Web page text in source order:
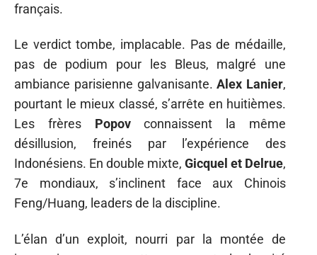
français.
Le verdict tombe, implacable. Pas de médaille,
pas de podium pour les Bleus, malgré une
ambiance parisienne galvanisante.Alex Lanier,
pourtant le mieux classé, s’arrête en huitièmes.
Les frères Popovconnaissent la même
désillusion, freinés par l’expérience des
Indonésiens. En double mixte, Gicquel et Delrue,
7e mondiaux, s’inclinent face aux Chinois
Feng/Huang, leaders de la discipline.
L’élan d’un exploit, nourri par la montée de